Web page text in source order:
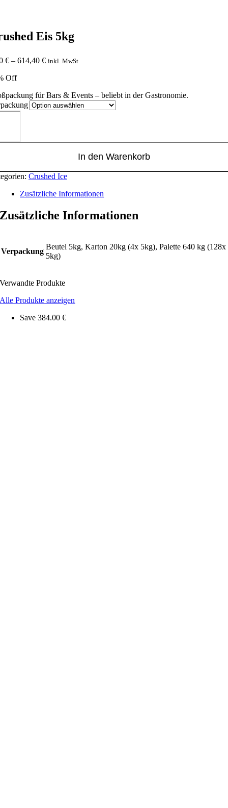
Eis 5kg
€ – 614,40 €Preisspanne:
inkl. MwSt
Off
für Bars & Events – beliebt in der Gastronomie.
In den Warenkorb
Crushed Ice
Zusätzliche Informationen
Zusätzliche Informationen
Verpackung
Beutel 5kg, Karton 20kg (4x 5kg), Palette 640 kg (128x
5kg)
Verwandte Produkte
Alle Produkte anzeigen
Save 384.00 €